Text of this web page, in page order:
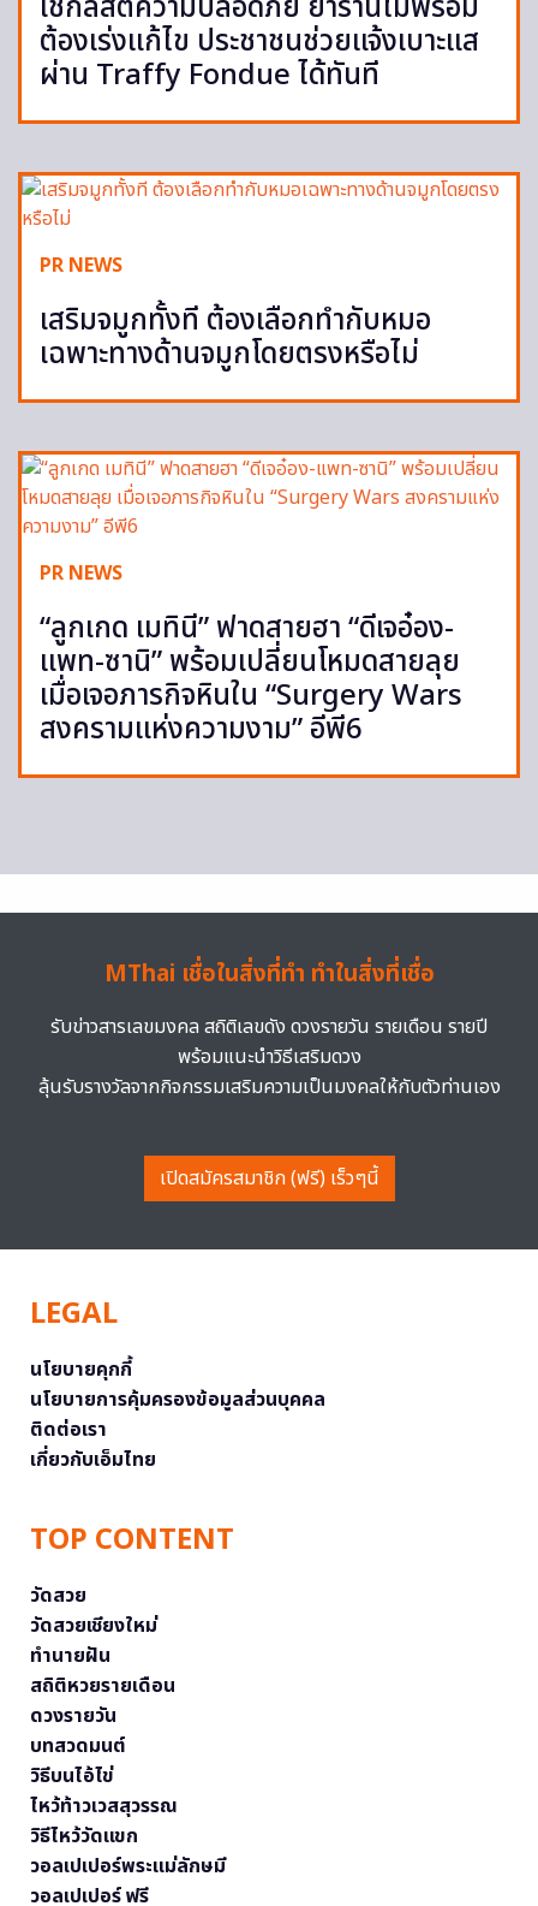
ต้องเร่งแก้ไข ประชาชนช่วยแจ้งเบาะแส
ผ่าน Traffy Fondue ได้ทันที
PR NEWS
เสริมจมูกทั้งที ต้องเลือกทำกับหมอ
เฉพาะทางด้านจมูกโดยตรงหรือไม่
PR NEWS
“ลูกเกด เมทินี” ฟาดสายฮา “ดีเจอ๋อง-
แพท-ซานิ” พร้อมเปลี่ยนโหมดสายลุย
เมื่อเจอภารกิจหินใน “Surgery Wars
สงครามแห่งความงาม” อีพี6
MThai เชื่อในสิ่งที่ทำ ทำในสิ่งที่เชื่อ
รับข่าวสารเลขมงคล สถิติเลขดัง ดวงรายวัน รายเดือน รายปี
พร้อมแนะนำวิธีเสริมดวง
ลุ้นรับรางวัลจากกิจกรรมเสริมความเป็นมงคลให้กับตัวท่านเอง
เปิดสมัครสมาชิก (ฟรี) เร็วๆนี้
LEGAL
นโยบายคุกกี้
นโยบายการคุ้มครองข้อมูลส่วนบุคคล
ติดต่อเรา
เกี่ยวกับเอ็มไทย
TOP CONTENT
วัดสวย
วัดสวยเชียงใหม่
ทำนายฝัน
สถิติหวยรายเดือน
ดวงรายวัน
บทสวดมนต์
วิธีบนไอ้ไข่
ไหว้ท้าวเวสสุวรรณ
วิธีไหว้วัดแขก
วอลเปเปอร์พระแม่ลักษมี
วอลเปเปอร์ ฟรี